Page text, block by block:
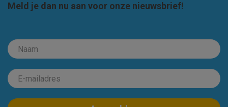
Meld je dan nu aan voor onze nieuwsbrief!